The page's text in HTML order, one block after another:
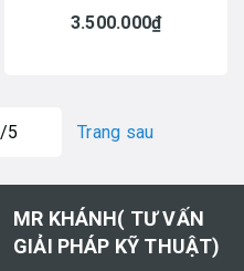
3.500.000₫
/5 Trang sau
MR KHÁNH( TƯ VẤN
GIẢI PHÁP KỸ THUẬT)